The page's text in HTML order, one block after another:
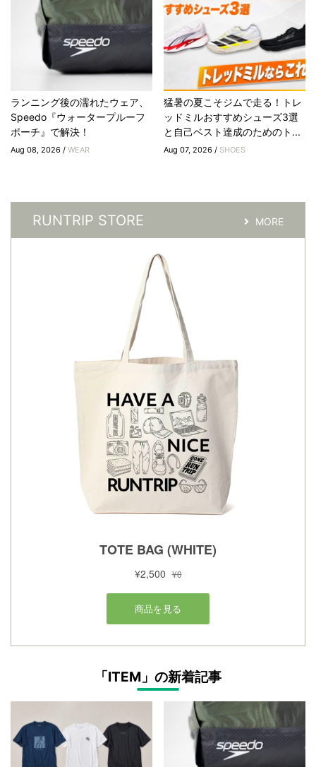
ランニング後の濡れたウェア、
Speedo『ウォータープルーフ
ポーチ』で解決！
Aug 08, 2026 / WEAR
猛暑の夏こそジムで走る！トレ
ッドミルおすすめシューズ3選
と自己ベスト達成のためのト...
Aug 07, 2026 / SHOES
RUNTRIP STORE MORE
「ITEM」の新着記事